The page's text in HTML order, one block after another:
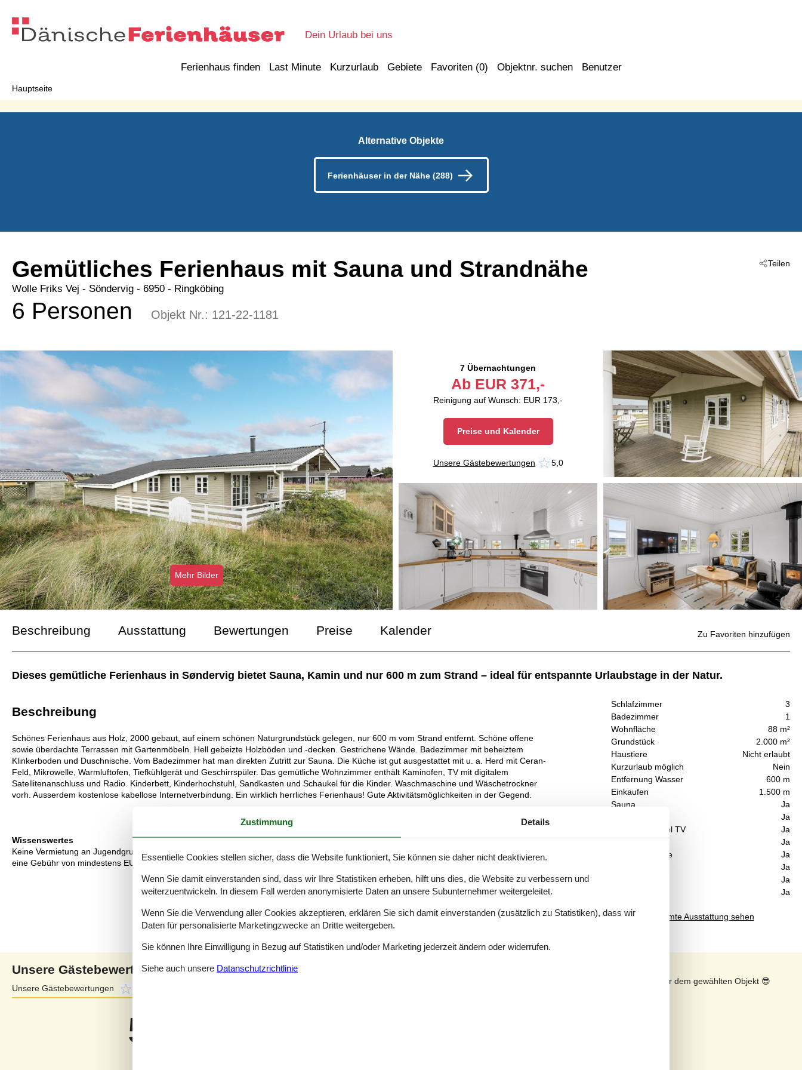
Dein Urlaub bei uns
Ferienhaus finden Last Minute Kurzurlaub Gebiete Favoriten (0) Objektnr. suchen Benutzer
Hauptseite
Alternative Objekte
Ferienhäuser in der Nähe (288)
Teilen
Gemütliches Ferienhaus mit Sauna und Strandnähe
Wolle Friks Vej - Söndervig - 6950 - Ringköbing
6 Personen Objekt Nr.: 121-22-1181
Mehr Bilder
7 Übernachtungen
Ab EUR 371,-
Reinigung auf Wunsch: EUR 173,-
Preise und Kalender
Unsere Gästebewertungen 5,0
Beschreibung Ausstattung Bewertungen Preise Kalender
Dieses gemütliche Ferienhaus in Søndervig bietet Sauna, Kamin und nur 600 m zum Strand – ideal für entspannte Urlaubstage in der Natur.
Schlafzimmer
3
Badezimmer
1
Wohnfläche
88 m²
Grundstück
2.000 m²
Haustiere
Nicht erlaubt
Kurzurlaub möglich
Nein
Entfernung Wasser
600 m
Einkaufen
1.500 m
Sauna
Ja
Ja
Satelliten-/Kabel TV
Ja
Ja
Waschmaschine
Ja
Ja
Ja
Ja
Gesamte Ausstattung sehen
Zu Favoriten hinzufügen
Beschreibung
Schönes Ferienhaus aus Holz, 2000 gebaut, auf einem schönen Naturgrundstück gelegen, nur 600 m vom Strand entfernt. Schöne offene
sowie überdachte Terrassen mit Gartenmöbeln. Hell gebeizte Holzböden und -decken. Gestrichene Wände. Badezimmer mit beheiztem
Klinkerboden und Duschnische. Vom Badezimmer hat man direkten Zutritt zur Sauna. Die Küche ist gut ausgestattet mit u. a. Herd mit Ceran-
Feld, Mikrowelle, Warmluftofen, Tiefkühlgerät und Geschirrspüler. Das gemütliche Wohnzimmer enthält Kaminofen, TV mit digitalem
Satellitenanschluss und Radio. Kinderbett, Kinderhochstuhl, Sandkasten und Schaukel für die Kinder. Waschmaschine und Wäschetrockner
vorh. Ausserdem kostenlose kabellose Internetverbindung. Ein wirklich herrliches Ferienhaus! Gute Aktivitätsmöglichkeiten in der Gegend.
Wissenswertes
Keine Vermietung an Jugendgruppen, in denen alle 15-25 Jahre sind. Rauchen ist nicht zugelassen. Bei Nichtbeachtung dieses Verbots wird
eine Gebühr von mindestens EUR 420,- erhoben.
Unsere Gästebewertungen
Unsere Gästebewertungen
5,0
Sonnenstand über dem gewählten Objekt 😎
Zustimmung Details
Essentielle Cookies stellen sicher, dass die Website funktioniert, Sie können sie daher nicht deaktivieren.
Wenn Sie damit einverstanden sind, dass wir Ihre Statistiken erheben, hilft uns dies, die Website zu verbessern und
weiterzuentwickeln. In diesem Fall werden anonymisierte Daten an unsere Subunternehmer weitergeleitet.
Wenn Sie die Verwendung aller Cookies akzeptieren, erklären Sie sich damit einverstanden (zusätzlich zu Statistiken), dass wir
Daten für personalisierte Marketingzwecke an Dritte weitergeben.
Sie können Ihre Einwilligung in Bezug auf Statistiken und/oder Marketing jederzeit ändern oder widerrufen.
Siehe auch unsere Datanschutzrichtlinie